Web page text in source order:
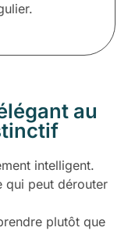
au
intelligent.
qui peut dérouter
plutôt que